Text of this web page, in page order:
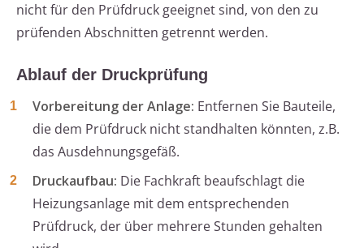
nicht für den Prüfdruck geeignet sind, von den zu
prüfenden Abschnitten getrennt werden.
Ablauf der Druckprüfung
Vorbereitung der Anlage: Entfernen Sie Bauteile,
die dem Prüfdruck nicht standhalten könnten, z.B.
das Ausdehnungsgefäß.
Druckaufbau: Die Fachkraft beaufschlagt die
Heizungsanlage mit dem entsprechenden
Prüfdruck, der über mehrere Stunden gehalten